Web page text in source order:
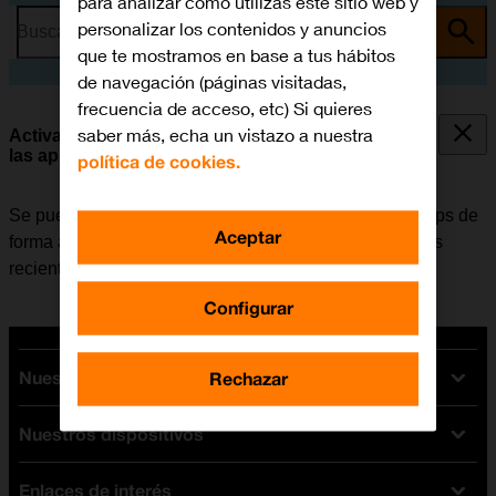
Busca por problema o tema
Activar o desactivar la actualización automática de
las apps
Se puede configurar el móvil para que actualice las apps de
forma automática y así tener siempre las versiones más
recientes instaladas.
Nuestras tarifas
Tarifas Orange
Tarifas fibra y móvil
Nuestros dispositivos
Enlaces de interés
personalizar los contenidos y anuncios
que te mostramos en base a tus hábitos
de navegación (páginas visitadas,
frecuencia de acceso, etc) Si quieres
saber más, echa un vistazo a nuestra
política de cookies.
Configurar
Rechazar
Aceptar